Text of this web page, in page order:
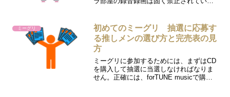
をいつまでも残しておきたい気持ちはよ
くわかります。しかし...
ミーグリ
初めてのミーグリ 抽選に応募す
る推しメンの選び方と完売表の見
方
ミーグリに参加するためには、まずはCD
を購入して抽選に当選しなければなりま
せん。正確には、forTUNE musicで購入